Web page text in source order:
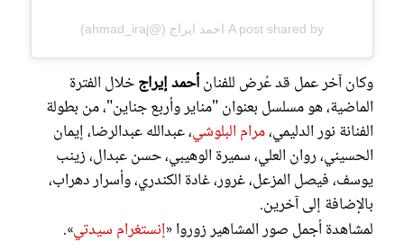
A post shared by احمد ايراج (@ahmad_iraj)
وكان آخر عمل قد عُرض للفنانأحمد إيراجخلال الفترة
الماضية، هو مسلسل بعنوان "مناير وأربع جناين"، من بطولة
الفنانة نور الدليمي،مرام البلوشي، عبدالله عبدالرضا، إيمان
الحسيني، روان العلي، سميرة الوهيبي، حسن عبدال، زينب
يوسف، فيصل المزعل، غرور، غادة الكندري، وأسرار دهراب،
بالإضافة إلى آخرين.
لمشاهدة أجمل صور المشاهير زوروا «إنستغرام سيدتي».